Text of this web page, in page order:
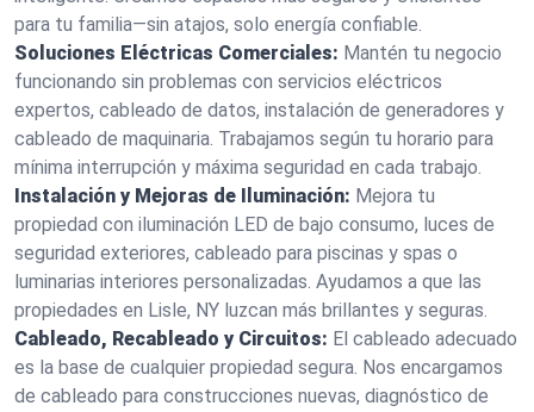
para tu familia—sin atajos, solo energía confiable.
Soluciones Eléctricas Comerciales: Mantén tu negocio
funcionando sin problemas con servicios eléctricos
expertos, cableado de datos, instalación de generadores y
cableado de maquinaria. Trabajamos según tu horario para
mínima interrupción y máxima seguridad en cada trabajo.
Instalación y Mejoras de Iluminación: Mejora tu
propiedad con iluminación LED de bajo consumo, luces de
seguridad exteriores, cableado para piscinas y spas o
luminarias interiores personalizadas. Ayudamos a que las
propiedades en Lisle, NY luzcan más brillantes y seguras.
Cableado, Recableado y Circuitos: El cableado adecuado
es la base de cualquier propiedad segura. Nos encargamos
de cableado para construcciones nuevas, diagnóstico de